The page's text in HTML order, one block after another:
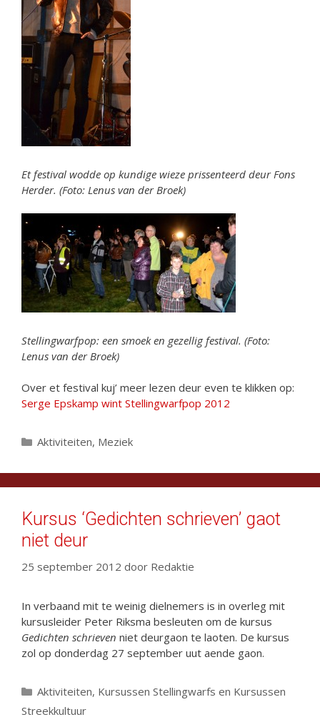
Et festival wodde op kundige wieze prissenteerd deur Fons
Herder. (Foto: Lenus van der Broek)
Stellingwarfpop: een smoek en gezellig festival. (Foto:
Lenus van der Broek)
Over et festival kuj’ meer lezen deur even te klikken op:
Serge Epskamp wint Stellingwarfpop 2012
Categorieën
Aktiviteiten, Meziek
Kursus ‘Gedichten schrieven’ gaot
niet deur
25 september 2012 door Redaktie
In verbaand mit te weinig dielnemers is in overleg mit
kursusleider Peter Riksma besleuten om de kursus
Gedichten schrieven niet deurgaon te laoten. De kursus
zol op donderdag 27 september uut aende gaon.
Categorieën
Aktiviteiten, Kursussen Stellingwarfs en Kursussen
Streekkultuur